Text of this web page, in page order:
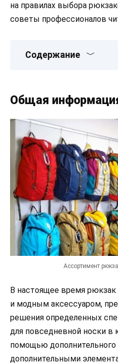
на правилах выбора
советы профессионалов
Содержание
Общая
Ассортимент
В настоящее время
и модным аксессуаром,
решения определенных
для повседневной носки в
помощью дополнительного
дополнительными